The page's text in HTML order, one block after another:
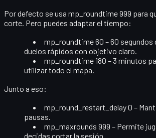
Por defecto se usa mp_roundtime 999 para
corte. Pero puedes adaptar el tiempo:
mp_roundtime 60 – 60 segundos
duelos rápidos con objetivo claro.
mp_roundtime 180 – 3 minutos
utilizar todo el mapa.
Junto a eso:
mp_round_restart_delay 0 –
pausas.
mp_maxrounds 999 – Permite
decidas cortar la sesión.